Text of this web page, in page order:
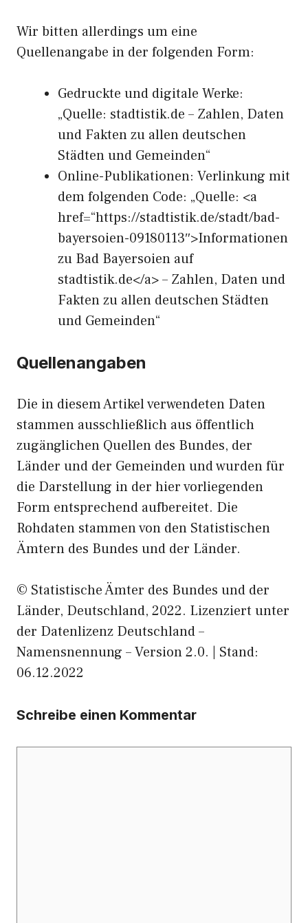
Wir bitten allerdings um eine
Quellenangabe in der folgenden Form:
Gedruckte und digitale Werke:
„Quelle: stadtistik.de – Zahlen, Daten
und Fakten zu allen deutschen
Städten und Gemeinden“
Online-Publikationen: Verlinkung mit
dem folgenden Code: „Quelle: <a
href=“https://stadtistik.de/stadt/bad-
bayersoien-09180113″>Informationen
zu Bad Bayersoien auf
stadtistik.de</a> – Zahlen, Daten und
Fakten zu allen deutschen Städten
und Gemeinden“
Quellenangaben
Die in diesem Artikel verwendeten Daten
stammen ausschließlich aus öffentlich
zugänglichen Quellen des Bundes, der
Länder und der Gemeinden und wurden für
die Darstellung in der hier vorliegenden
Form entsprechend aufbereitet. Die
Rohdaten stammen von den Statistischen
Ämtern des Bundes und der Länder.
© Statistische Ämter des Bundes und der
Länder, Deutschland, 2022. Lizenziert unter
der Datenlizenz Deutschland –
Namensnennung – Version 2.0. | Stand:
06.12.2022
Schreibe einen Kommentar